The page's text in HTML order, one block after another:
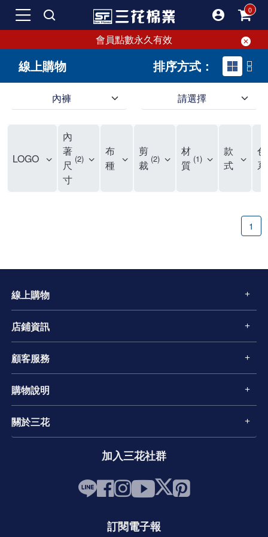
會員點數永久有效
線上購物 排序方式：
內褲 請選擇
LOGO
內
著
尺
寸
2
布
種
剪
裁 2
材
質 1
款
式
色
系
1
線上購物
店鋪資訊
顧客服務
購物說明
關於三花
加入三花社群
訂閱電子報